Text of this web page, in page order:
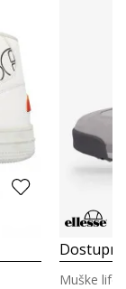
Muške